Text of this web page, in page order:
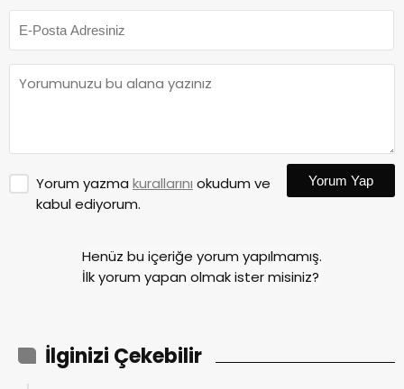
Yorum yazma kurallarını okudum ve
kabul ediyorum.
Yorum Yap
Henüz bu içeriğe yorum yapılmamış.
İlk yorum yapan olmak ister misiniz?
İlginizi Çekebilir